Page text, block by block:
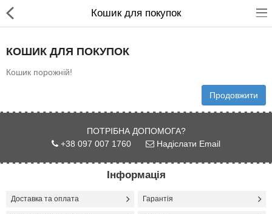
Для закладів харчування
Системи кондиціонування
Кошик для покупок
КОШИК ДЛЯ ПОКУПОК
Кошик порожній!
Продовжити
ПОТРІБНА ДОПОМОГА?
+38 097 007 1760
Надіслати Email
Інформація
Доставка та оплата Гарантія